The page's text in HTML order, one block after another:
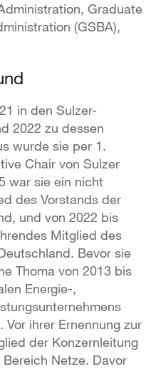
Graduate
(GSBA),
in den Sulzer-
2022 zu dessen
wurde sie per 1.
Chair von Sulzer
war sie ein nicht
des Vorstands der
und von 2022 bis
Mitglied des
Bevor sie
Thoma von 2013 bis
Energie-,
ihrer Ernennung zur
der Konzernleitung
Netze. Davor